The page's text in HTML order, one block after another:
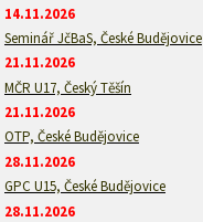
14.11.2026
Seminář JčBaS, České Budějovice
21.11.2026
MČR U17, Český Těšín
21.11.2026
OTP, České Budějovice
28.11.2026
GPC U15, České Budějovice
28.11.2026